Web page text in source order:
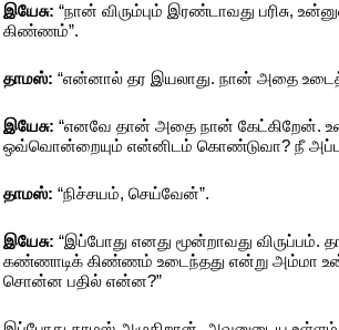
இயேசு: “நான் விரும்பும் இரண்டாவது பரிசு,
கிண்ணம்”.
தாமஸ்: “என்னால் தர இயலாது. நான் அதை
இயேசு: “எனவே தான் அதை நான் கேட்கிறேன்.
ஒவ்வொன்றையும் என்னிடம் கொண்டுவா? நீ
தாமஸ்: “நிச்சயம், செய்வேன்”.
இயேசு: “இப்போது எனது மூன்றாவது விருப்பம்.
கண்ணாடிக் கிண்ணம் உடைந்தது என்று அம்மா
சொன்ன பதில் என்ன?”